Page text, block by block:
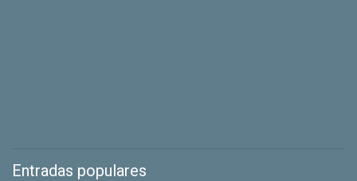
Entradas populares